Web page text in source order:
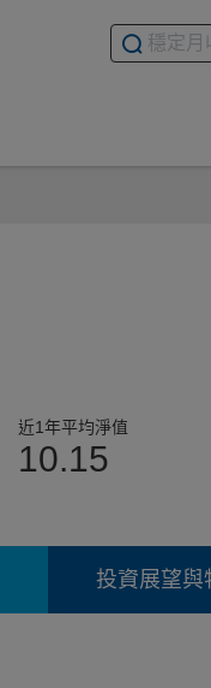
搜尋基金
請輸入您
近1年平均淨值
10.15
投資展望與